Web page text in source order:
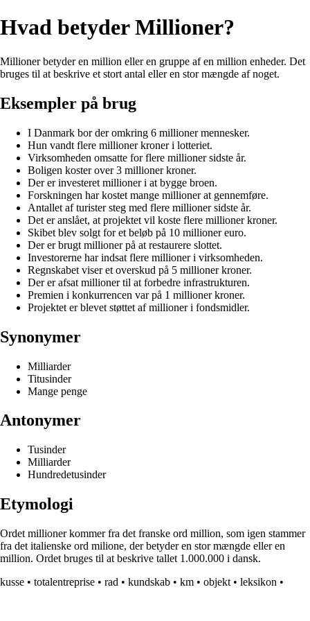
Hvad betyder Millioner?
Millioner betyder en million eller en gruppe af en million enheder. Det
bruges til at beskrive et stort antal eller en stor mængde af noget.
Eksempler på brug
I Danmark bor der omkring 6 millioner mennesker.
Hun vandt flere millioner kroner i lotteriet.
Virksomheden omsatte for flere millioner sidste år.
Boligen koster over 3 millioner kroner.
Der er investeret millioner i at bygge broen.
Forskningen har kostet mange millioner at gennemføre.
Antallet af turister steg med flere millioner sidste år.
Det er anslået, at projektet vil koste flere millioner kroner.
Skibet blev solgt for et beløb på 10 millioner euro.
Der er brugt millioner på at restaurere slottet.
Investorerne har indsat flere millioner i virksomheden.
Regnskabet viser et overskud på 5 millioner kroner.
Der er afsat millioner til at forbedre infrastrukturen.
Premien i konkurrencen var på 1 millioner kroner.
Projektet er blevet støttet af millioner i fondsmidler.
Synonymer
Milliarder
Titusinder
Mange penge
Antonymer
Tusinder
Milliarder
Hundredetusinder
Etymologi
Ordet millioner kommer fra det franske ord million, som igen stammer
fra det italienske ord milione, der betyder en stor mængde eller en
million. Ordet bruges til at beskrive tallet 1.000.000 i dansk.
kusse • totalentreprise • rad • kundskab • km • objekt • leksikon •